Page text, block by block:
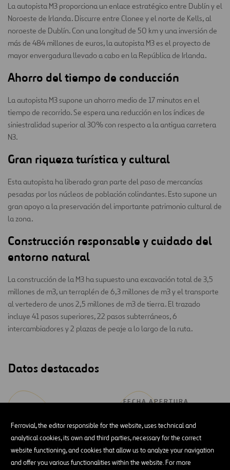
Ferrovial, the editor responsible for the website, uses technical and
analytical cookies, its own and third parties, necessary for the correct
website functioning, and cookies that allow us to analyze your navigation
and offer you various functionalities within the website. For more
La autopista M3 proporciona un enlace estratégico entre Dublín y el
Noroeste de Irlanda. Discurre entre Clonee y el norte de Kells, al
noroeste de Dublín. Con una longitud de 50 km y una inversión de
más de 484 millones de euros, la autopista M3 es el proyecto de
mayor envergadura llevado a cabo en la República de Irlanda.
Ahorro del tiempo de conducción
La autopista M3 supone un ahorro medio de 17 minutos en el
tiempo de recorrido. Se espera una reducción en los índices de
siniestralidad superior al 30% con respecto a la antigua carretera
N3.
Gran riqueza turística y cultural
Esta autopista ha liberado gran parte del paso de mercancías
pesadas por los núcleos de población colindantes. Esto supone un
gran apoyo a la preservación del importante patrimonio cultural de
la zona.
Construcción responsable y cuidado del
entorno natural
La construcción de la M3 ha supuesto una excavación total de 3,5
millones de m3, un terraplén de 6,3 millones de m3 y el transporte
al vertedero de unos 2,5 millones de m3 de tierra. El trazado
incluye 41 pasos superiores, 22 pasos subterráneos, 6
intercambiadores y 2 plazas de peaje a lo largo de la ruta.
Datos destacados
VEHÍCULOS / DÍA
FECHA APERTURA
DE 2010